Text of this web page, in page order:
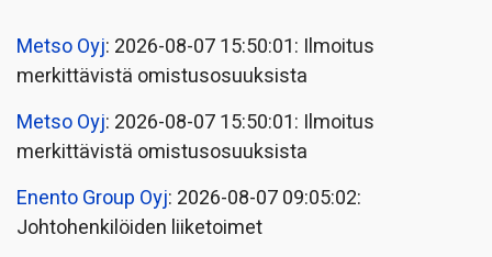
Metso Oyj: 2026-08-07 15:50:01: Ilmoitus
merkittävistä omistusosuuksista
Metso Oyj: 2026-08-07 15:50:01: Ilmoitus
merkittävistä omistusosuuksista
Enento Group Oyj: 2026-08-07 09:05:02:
Johtohenkilöiden liiketoimet